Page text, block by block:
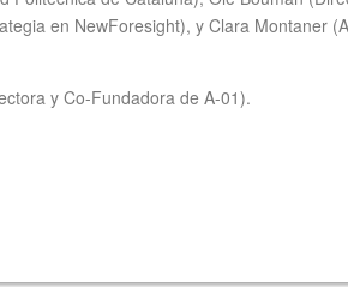
en NewForesight), y Clara Montaner
y Co-Fundadora de A-01).